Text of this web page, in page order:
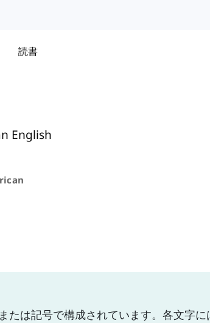
読書
English
たは記号で構成されています。各文字に